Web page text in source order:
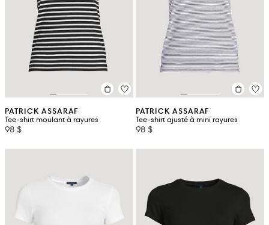
PATRICK ASSARAF
Tee-shirt moulant à rayures
98 $
PATRICK ASSARAF
Tee-shirt ajusté à mini rayures
98 $